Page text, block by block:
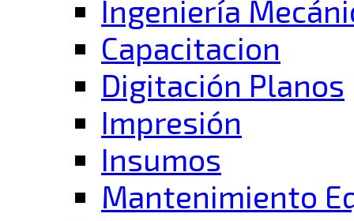
Ingeniería
Capacitacion
Digitación Planos
Impresión
Insumos
Mantenimiento